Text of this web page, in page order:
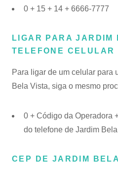
0 + 15 + 14 + 6666-7777
LIGAR PARA JARDIM
TELEFONE CELULAR
Para ligar de um celular para
Bela Vista, siga o mesmo
0 + Código da Operadora
do telefone de Jardim
CEP DE JARDIM